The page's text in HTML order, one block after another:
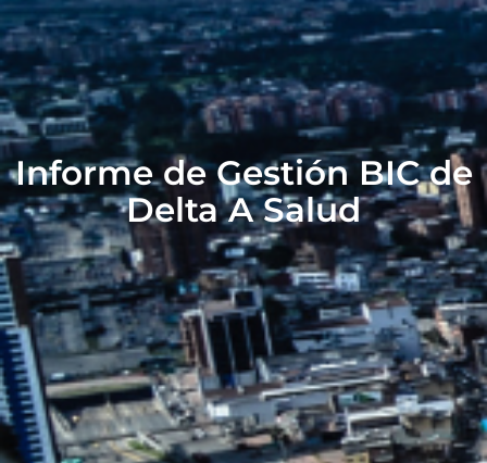
Informe de Gestión BIC de
Delta A Salud